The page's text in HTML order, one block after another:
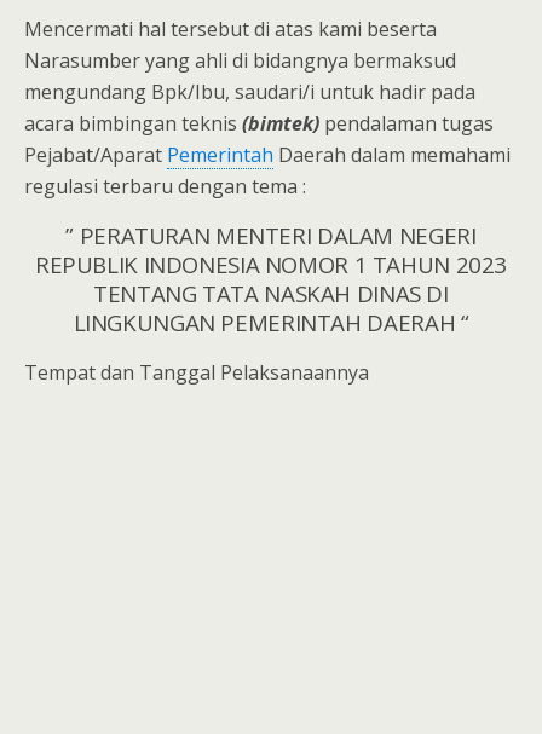
Mencermati hal tersebut di atas kami beserta
Narasumber yang ahli di bidangnya bermaksud
mengundang Bpk/Ibu, saudari/i untuk hadir pada
acara bimbingan teknis (bimtek) pendalaman tugas
Pejabat/Aparat Pemerintah Daerah dalam memahami
regulasi terbaru dengan tema :
” PERATURAN MENTERI DALAM NEGERI
REPUBLIK INDONESIA NOMOR 1 TAHUN 2023
TENTANG TATA NASKAH DINAS DI
LINGKUNGAN PEMERINTAH DAERAH “
Tempat dan Tanggal Pelaksanaannya